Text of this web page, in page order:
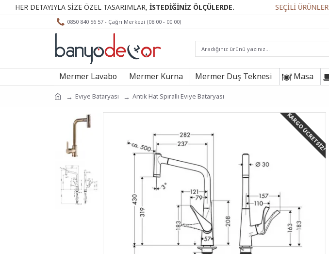
DETAYIYLA SİZE ÖZEL TASARIMLAR,İSTEDİĞİNİZ ÖLÇÜLERDE. SEÇİLİ ÜRÜNLERDE
0850 840 56 57 - Çağrı Merkezi (08:00 - 00:00)
Mermer Lavabo Mermer Kurna Mermer Duş Teknesi Masa
Eviye Bataryası Antik Hat Spiralli Eviye Bataryası
KARGO ÜCRETSIZ!